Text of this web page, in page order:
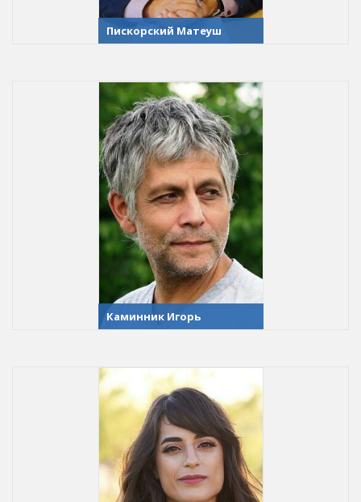
Пискорский Матеуш
Каминник Игорь